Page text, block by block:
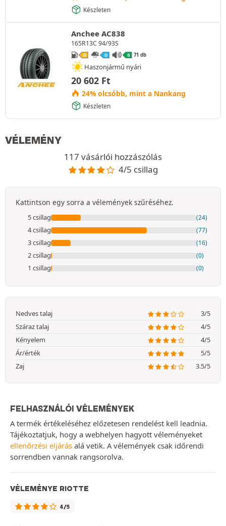
Készleten
Anchee AC838
165R13C 94/93S
D D B 71 db
Haszonjármű nyári
20 602 Ft
24% olcsóbb, mint a Nankang
Készleten
VÉLEMÉNY
117 vásárlói hozzászólás
4/5 csillag
Kattintson egy sorra a vélemények szűréséhez.
5 csillag (24)
4 csillag (77)
3 csillag (16)
2 csillag (0)
1 csillag (0)
Nedves talaj
3/5
Száraz talaj
4/5
Kényelem
4/5
Ár/érték
5/5
Zaj
3.5/5
FELHASZNÁLÓI VÉLEMÉNYEK
A termék értékeléséhez előzetesen rendelést kell leadnia.
Tájékoztatjuk, hogy a webhelyen hagyott véleményeket
ellenőrzési eljárás alá vetik. A vélemények csak időrendi
sorrendben vannak rangsorolva.
VÉLEMÉNYE RIOTTE
4/5